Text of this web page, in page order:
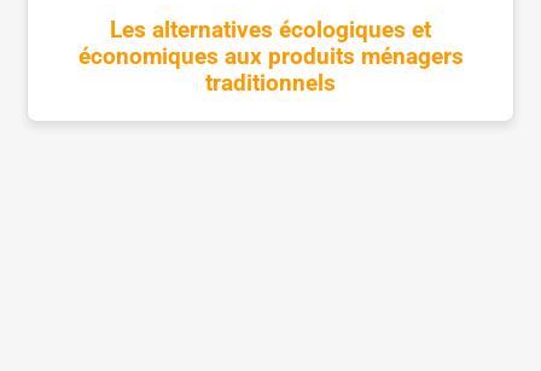
Les alternatives écologiques et
économiques aux produits ménagers
traditionnels